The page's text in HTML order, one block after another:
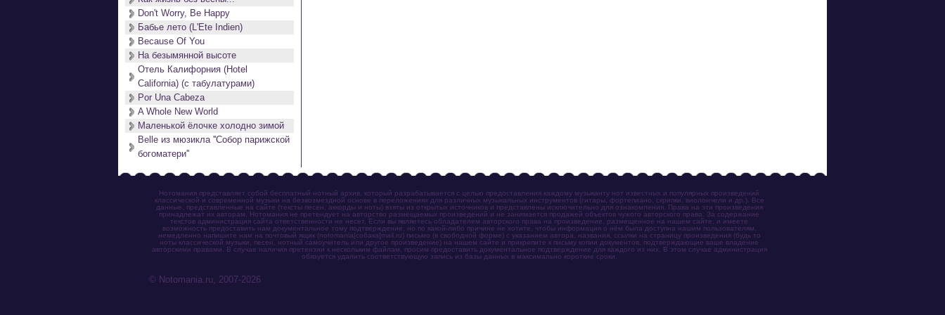
Don't Worry, Be Happy
Бабье лето (L'Ete Indien)
Because Of You
На безымянной высоте
Отель Калифорния (Hotel
California) (с табулатурами)
Por Una Cabeza
A Whole New World
Маленькой ёлочке холодно зимой
Belle из мюзикла ''Собор парижской
богоматери''
Нотомания представляет собой бесплатный нотный архив, который разрабатывается с целью предоставления каждому музыканту нот известных и популярных произведений
классической и современной музыки на безвозмездной основе в переложениях для различных музыкальных инструментов (гитары, фортепиано, скрипки, виолончели и др.). Все
данные, представленные на сайте (тексты песен, аккорды и ноты) взяты из открытых источников и представлены исключительно для ознакомления. Права на эти произведения
принадлежат их авторам. Нотомания не претендует на авторство размещаемых произведений и не занимается продажей объектов чужого авторского права. За содержание
текстов администрация сайта ответственности не несет. Если вы являетесь обладателем авторского права на произведение, размещенное на нашем сайте, и имеете
возможность предоставить нам документальное тому подтверждение, но по какой-либо причине не хотите, чтобы информация о нём была доступна нашим пользователям,
немедленно напишите нам на почтовый ящик (notomania[собака]mail.ru) письмо (в свободной форме) с указанием автора, названия, ссылки на страницу произведения (будь то
ноты классической музыки, песен, нотный самоучитель или другое произведение) на нашем сайте и прикрепите к письму копии документов, подтверждающие ваше владение
авторскими правами. В случае наличия претензии к нескольким файлам, просим предоставить документальное подтверждение для каждого из них. В этом случае администрация
обязуется удалить соответствующую запись из базы данных в максимально короткие сроки.
© Notomania.ru, 2007-2026